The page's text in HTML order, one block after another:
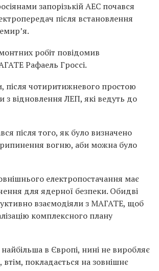
запорізькій АЕС почався
після встановлення
робіт повідомив
Рафаель Гроссі.
після чотиритижневого простою
з відновлення ЛЕП, які ведуть до
після того, як було визначено
вогню, аби можна було
електропостачання має
для ядерної безпеки. Обидві
взаємодіяли з МАГАТЕ, щоб
комплексного плану
в Європі, нині не виробляє
втім, покладається на зовнішнє